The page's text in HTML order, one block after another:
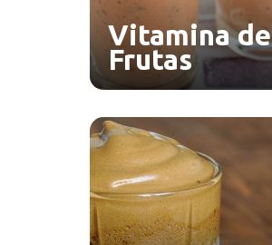
Vitamina de
Frutas